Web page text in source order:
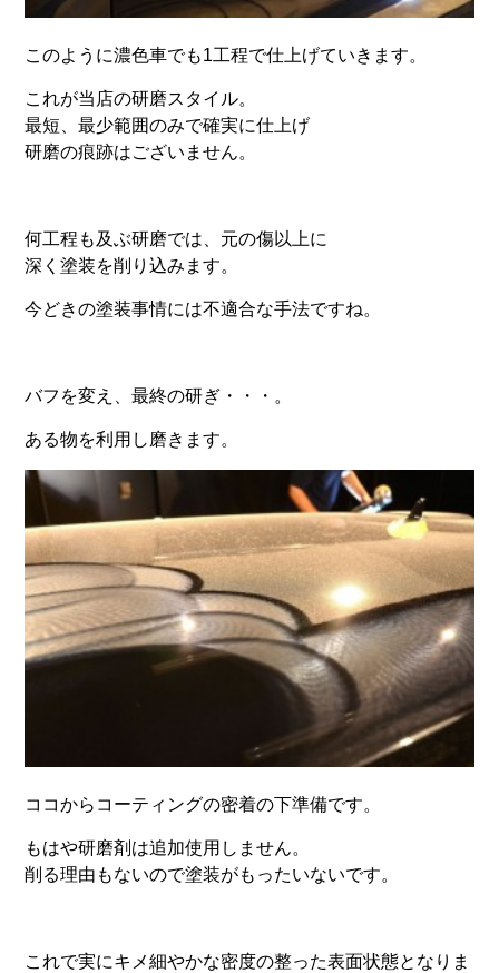
このように濃色車でも1工程で仕上げていきます。
これが当店の研磨スタイル。
最短、最少範囲のみで確実に仕上げ
研磨の痕跡はございません。
何工程も及ぶ研磨では、元の傷以上に
深く塗装を削り込みます。
今どきの塗装事情には不適合な手法ですね。
バフを変え、最終の研ぎ・・・。
ある物を利用し磨きます。
ココからコーティングの密着の下準備です。
もはや研磨剤は追加使用しません。
削る理由もないので塗装がもったいないです。
これで実にキメ細やかな密度の整った表面状態となりま